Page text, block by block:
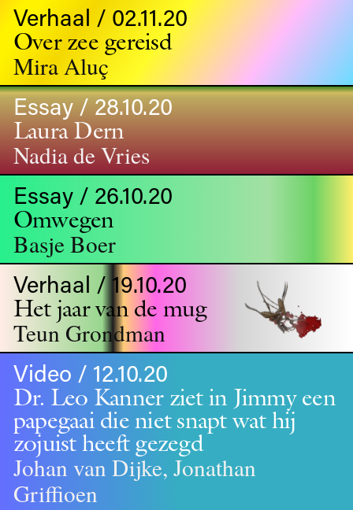
Verhaal / 02.11.20
Over zee gereisd
Mira Aluç
Essay / 28.10.20
Laura Dern
Nadia de Vries
Essay / 26.10.20
Omwegen
Basje Boer
Verhaal / 19.10.20
Het jaar van de mug
Teun Grondman
Video / 12.10.20
Dr. Leo Kanner ziet in Jimmy een
papegaai die niet snapt wat hij
zojuist heeft gezegd
Johan van Dijke, Jonathan
Griffioen